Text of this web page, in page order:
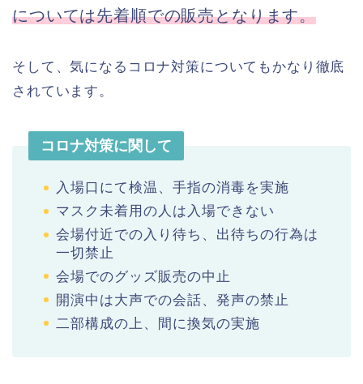
については先着順での販売となります。
そして、気になるコロナ対策についてもかなり徹底
されています。
コロナ対策に関して
入場口にて検温、手指の消毒を実施
マスク未着用の人は入場できない
会場付近での入り待ち、出待ちの行為は
一切禁止
会場でのグッズ販売の中止
開演中は大声での会話、発声の禁止
二部構成の上、間に換気の実施